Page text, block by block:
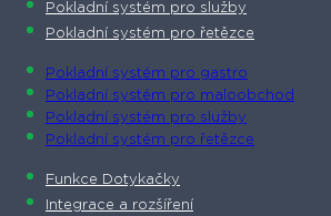
Pokladní systém pro služby
Pokladní systém pro řetězce
Pokladní systém pro gastro
Pokladní systém pro maloobchod
Pokladní systém pro služby
Pokladní systém pro řetězce
Funkce Dotykačky
Integrace a rozšíření